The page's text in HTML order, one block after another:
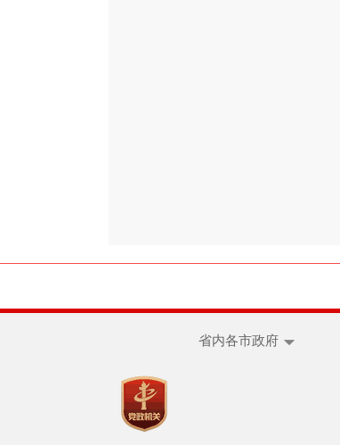
省内各市政府